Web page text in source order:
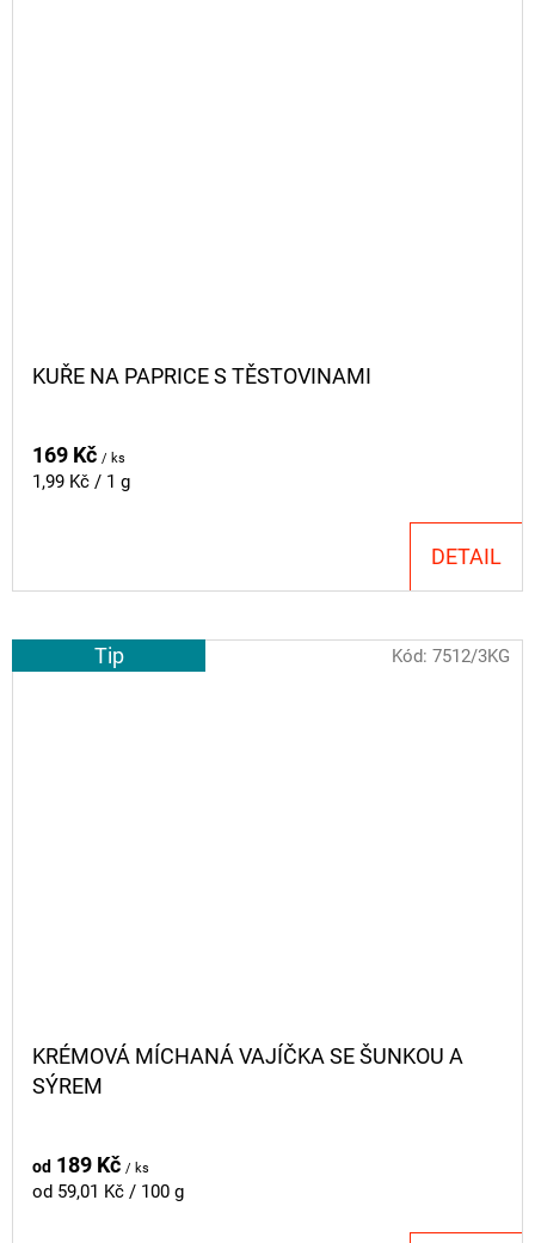
KUŘE NA PAPRICE S TĚSTOVINAMI
169 Kč / ks
Měrná
1,99 Kč / 1 g
DETAIL
Tip
KRÉMOVÁ MÍCHANÁ VAJÍČKA SE ŠUNKOU A
SÝREM
od 189 Kč / ks
Měrná
od 59,01 Kč / 100 g
Kód: 7512/3KG